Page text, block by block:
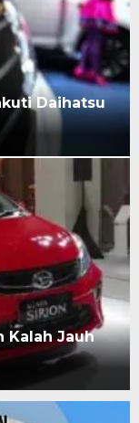
Daihatsu
Kalah Jauh